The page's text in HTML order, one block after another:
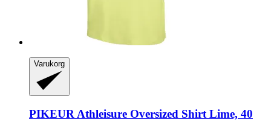
Varukorg
PIKEUR Athleisure Oversized Shirt Lime, 40